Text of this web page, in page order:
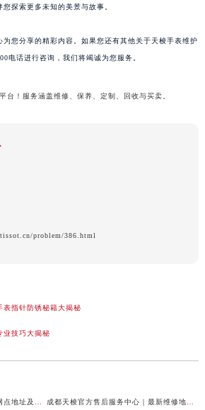
探索更多未知的美景与故事。
为您分享的精彩内容。如果您还有其他关于天梭手表维护
电话进行咨询，我们将竭诚为您服务。
problem/386.html
表指针防锈秘籍大揭秘
业技巧大揭秘
成都天梭官方售后服务中心｜网点地址及售后服务热线权威信息公示（2026年7月最新） 成都天梭官方售后服务中心｜最新维修地址与客服电话权威信息公示（2026年7月最新）